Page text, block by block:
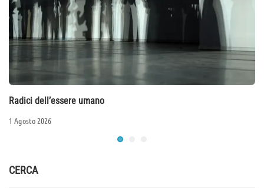
Radici dell’essere umano
1 Agosto 2026
CERCA